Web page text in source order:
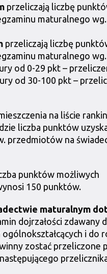
przeliczają liczbę
maturalnego
przeliczają liczbę
maturalnego
od 0-29 pkt –
od 30-100 pkt –
na liście
liczba punktów
przedmiotów na
punktów możliwych
150 punktów.
maturalnym
dojrzałości zdawany
ogólnokształcących i do
zostać przeliczone